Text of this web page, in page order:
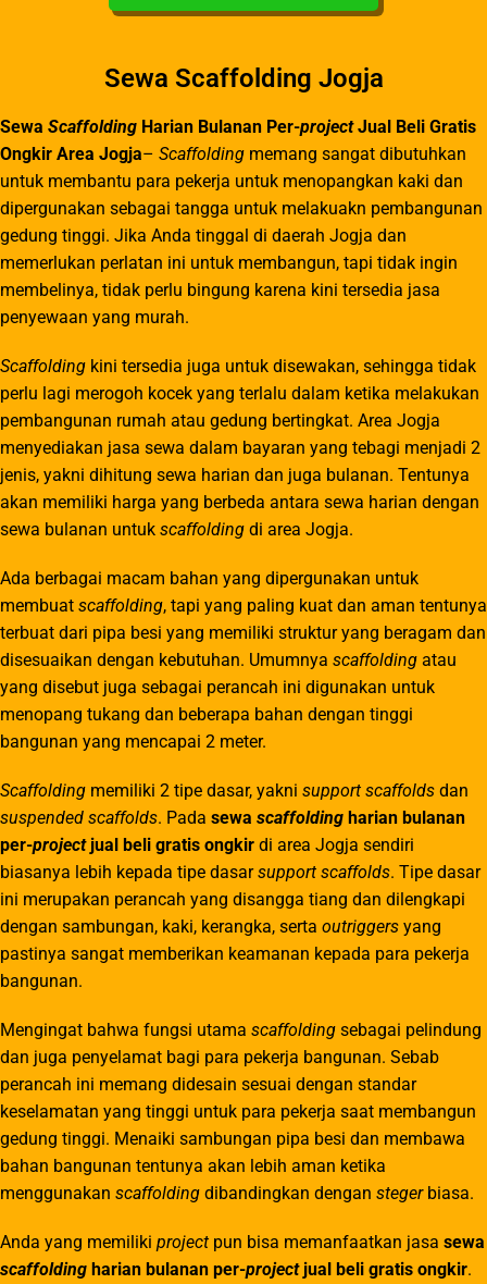
Sewa Scaffolding Jogja
Sewa Scaffolding Harian Bulanan Per-projectJual Beli Gratis
Ongkir Area Jogja– Scaffolding memang sangat dibutuhkan
untuk membantu para pekerja untuk menopangkan kaki dan
dipergunakan sebagai tangga untuk melakuakn pembangunan
gedung tinggi. Jika Anda tinggal di daerah Jogja dan
memerlukan perlatan ini untuk membangun, tapi tidak ingin
membelinya, tidak perlu bingung karena kini tersedia jasa
penyewaan yang murah.
Scaffolding kini tersedia juga untuk disewakan, sehingga tidak
perlu lagi merogoh kocek yang terlalu dalam ketika melakukan
pembangunan rumah atau gedung bertingkat. Area Jogja
menyediakan jasa sewa dalam bayaran yang tebagi menjadi 2
jenis, yakni dihitung sewa harian dan juga bulanan. Tentunya
akan memiliki harga yang berbeda antara sewa harian dengan
sewa bulanan untuk scaffolding di area Jogja.
Ada berbagai macam bahan yang dipergunakan untuk
membuat scaffolding, tapi yang paling kuat dan aman tentunya
terbuat dari pipa besi yang memiliki struktur yang beragam dan
disesuaikan dengan kebutuhan. Umumnya scaffolding atau
yang disebut juga sebagai perancah ini digunakan untuk
menopang tukang dan beberapa bahan dengan tinggi
bangunan yang mencapai 2 meter.
Scaffolding memiliki 2 tipe dasar, yakni support scaffolds dan
suspended scaffolds. Pada sewa scaffolding harian bulanan
per-project jual beli gratis ongkir di area Jogja sendiri
biasanya lebih kepada tipe dasarsupport scaffolds. Tipe dasar
ini merupakan perancah yang disangga tiang dan dilengkapi
dengan sambungan, kaki, kerangka, serta outriggers yang
pastinya sangat memberikan keamanan kepada para pekerja
bangunan.
Mengingat bahwa fungsi utama scaffolding sebagai pelindung
dan juga penyelamat bagi para pekerja bangunan. Sebab
perancah ini memang didesain sesuai dengan standar
keselamatan yang tinggi untuk para pekerja saat membangun
gedung tinggi. Menaiki sambungan pipa besi dan membawa
bahan bangunan tentunya akan lebih aman ketika
menggunakan scaffolding dibandingkan dengan steger biasa.
Anda yang memiliki project pun bisa memanfaatkan jasa sewa
scaffolding harian bulanan per-project jual beli gratis ongkir.